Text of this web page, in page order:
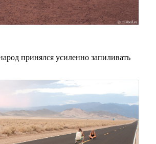
принялся усиленно запиливать